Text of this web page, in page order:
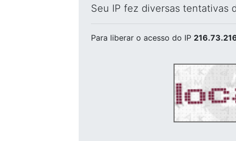
Seu IP fez diversas tentativas
Para liberar o acesso do IP